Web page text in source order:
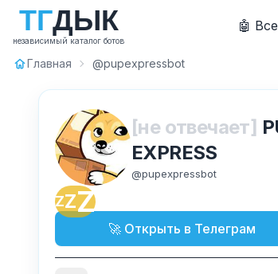
ТГДЫК
независимый каталог ботов
🤖
Главная @pupexpressbot
ZZZ
[не отвечает]
EXPRESS
@pupexpressbot
🚀 Открыть в Телеграм